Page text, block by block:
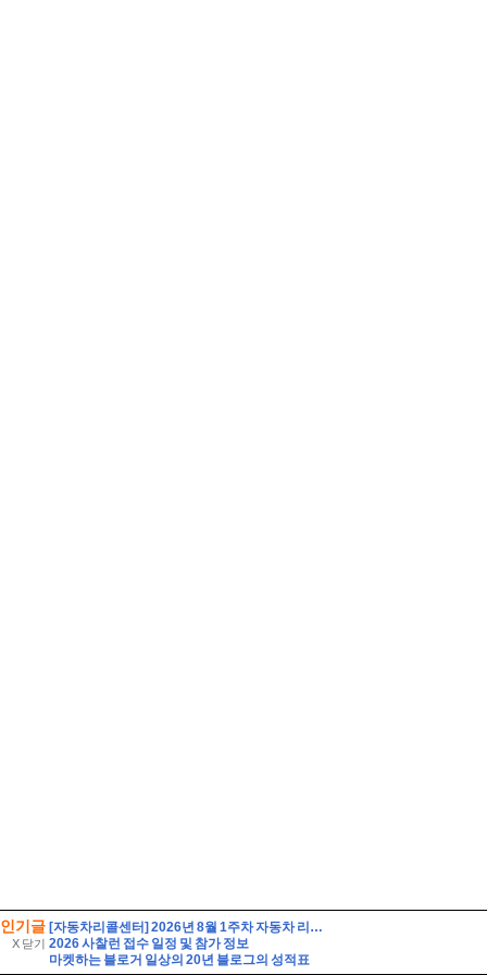
인기글
X 닫기
[자동차리콜센터] 2026년 8월 1주차 자동차 리콜 및 무상 수리 안내
2026 사찰런 접수 일정 및 참가 정보
마켓하는 블로거 일상의 20년 블로그의 성적표